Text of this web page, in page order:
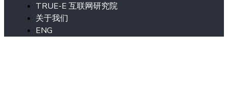
TRUE-E 互联网研究院
关于我们
ENG